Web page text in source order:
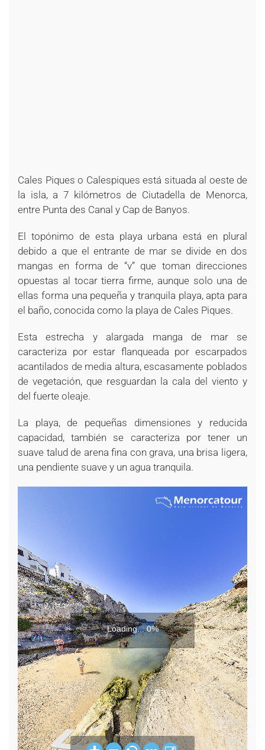
Cales Piques o Calespiques está situada al oeste de
la isla, a 7 kilómetros de Ciutadella de Menorca,
entre Punta des Canal y Cap de Banyos.
El topónimo de esta playa urbana está en plural
debido a que el entrante de mar se divide en dos
mangas en forma de “v” que toman direcciones
opuestas al tocar tierra firme, aunque solo una de
ellas forma una pequeña y tranquila playa, apta para
el baño, conocida como la playa de Cales Piques.
Esta estrecha y alargada manga de mar se
caracteriza por estar flanqueada por escarpados
acantilados de media altura, escasamente poblados
de vegetación, que resguardan la cala del viento y
del fuerte oleaje.
La playa, de pequeñas dimensiones y reducida
capacidad, también se caracteriza por tener un
suave talud de arena fina con grava, una brisa ligera,
una pendiente suave y un agua tranquila.